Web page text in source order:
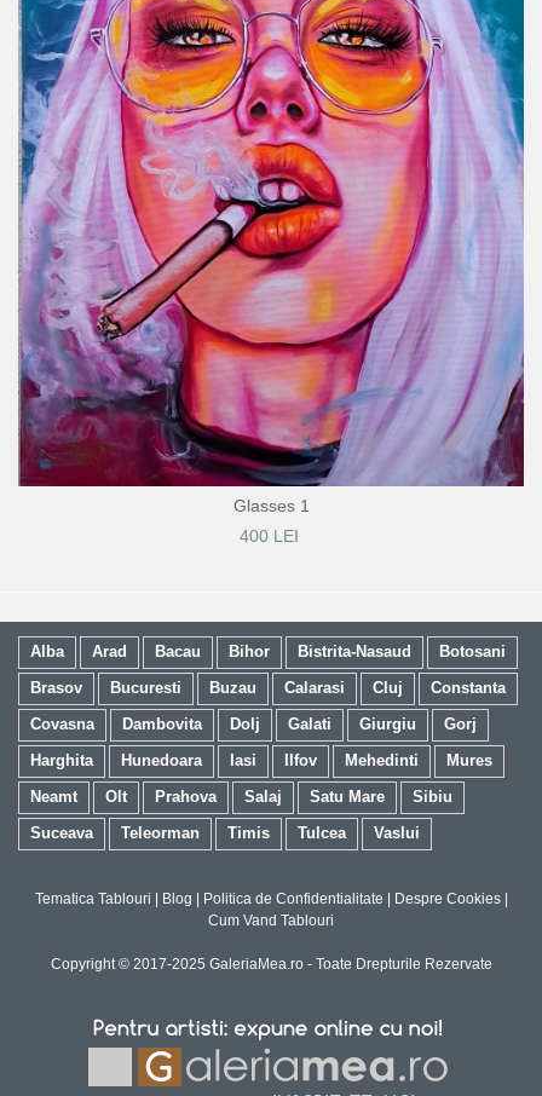
Glasses 1
400 LEI
Alba Arad Bacau Bihor Bistrita-Nasaud
Botosani
Brasov
Bucuresti Buzau Calarasi Cluj
Constanta
Covasna
Dambovita Dolj Galati Giurgiu
Gorj
Harghita
Hunedoara Iasi Ilfov Mehedinti
Mures
Neamt
Olt Prahova Salaj Satu Mare
Sibiu
Suceava
Teleorman Timis Tulcea Vaslui
Tematica Tablouri | Blog | Politica de Confidentialitate | Despre Cookies|
Cum Vand Tablouri
Copyright © 2017-2025 GaleriaMea.ro - Toate Drepturile Rezervate